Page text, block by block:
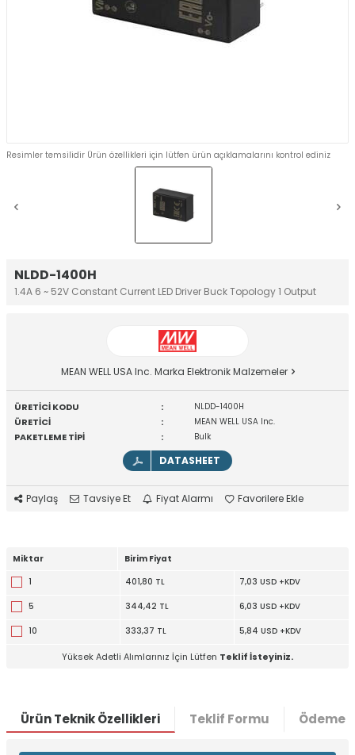
NLDD-1400H
1.4A 6 ~ 52V Constant Current LED Driver Buck Topology 1 Output
Resimler temsilidir Ürün özellikleri için lütfen ürün açıklamalarını kontrol ediniz
MEAN WELL USA Inc. Marka Elektronik Malzemeler
ÜRETİCİ KODU : NLDD-1400H
ÜRETİCİ : MEAN WELL USA Inc.
PAKETLEME TİPİ : Bulk
DATASHEET
Paylaş Tavsiye Et Fiyat Alarmı Favorilere Ekle
Miktar
Birim Fiyat
1
401,80 TL 7,03 USD +KDV
5 344,42 TL 6,03 USD +KDV
10 333,37 TL 5,84 USD +KDV
Yüksek Adetli Alımlarınız İçin Lütfen Teklif İsteyiniz.
Ürün Teknik Özellikleri Teklif Formu Ödeme